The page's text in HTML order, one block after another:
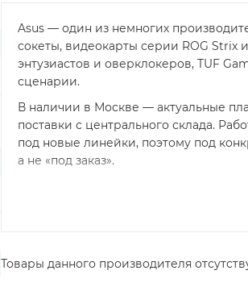
Asus — один из немногих
сокеты, видеокарты серии ROG Strix
энтузиастов и оверклокеров, TUF
сценарии.
В наличии в Москве — актуальные
поставки с центрального склада.
под новые линейки, поэтому под
а не «под заказ».
Товары данного производителя